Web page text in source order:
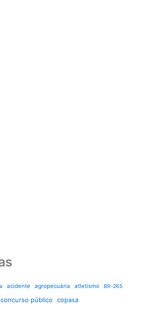
acidente agropecuária atletismo BR-265
concurso público
copasa